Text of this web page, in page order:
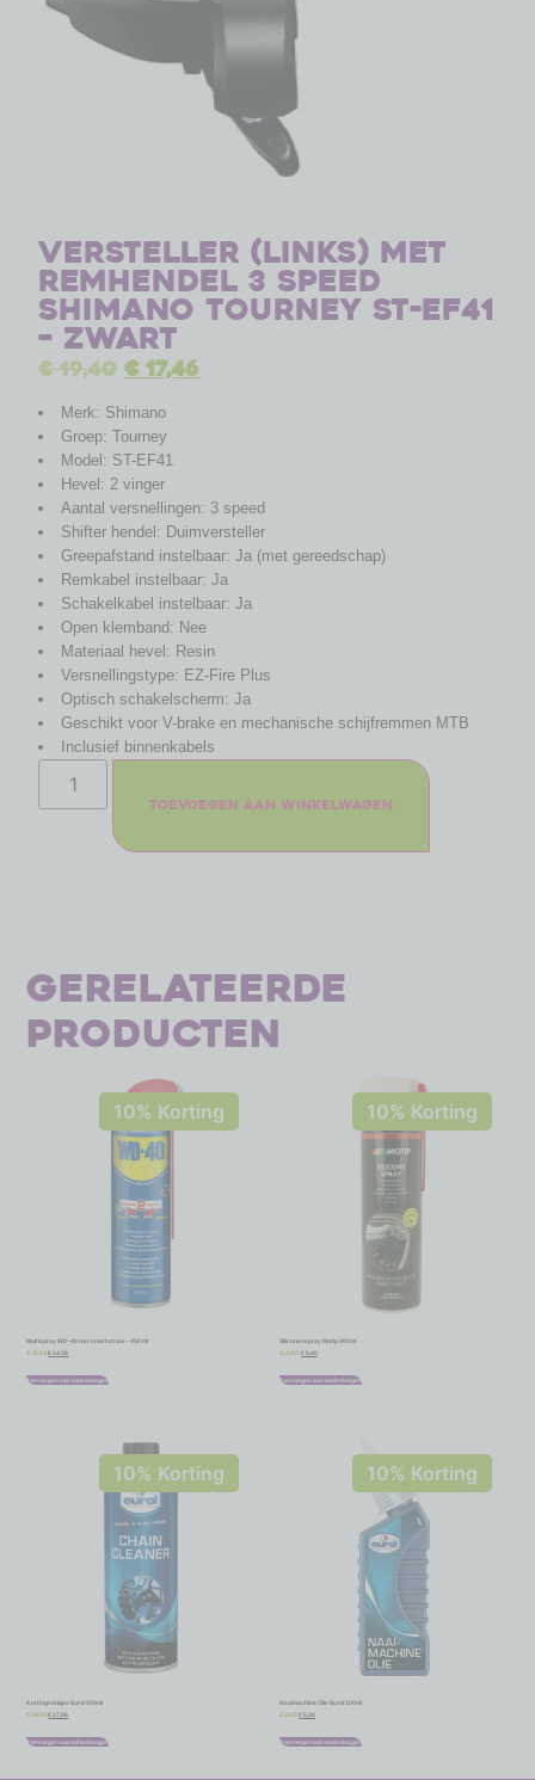
Versteller (links) met
remhendel 3 speed
Shimano Tourney ST-EF41
– zwart
€19,40 €17,46
Merk: Shimano
Groep: Tourney
Model: ST-EF41
Hevel: 2 vinger
Aantal versnellingen: 3 speed
Shifter hendel: Duimversteller
Greepafstand instelbaar: Ja (met gereedschap)
Remkabel instelbaar: Ja
Schakelkabel instelbaar: Ja
Open klemband: Nee
Materiaal hevel: Resin
Versnellingstype: EZ-Fire Plus
Optisch schakelscherm: Ja
Geschikt voor V-brake en mechanische schijfremmen MTB
Inclusief binnenkabels
Toevoegen aan winkelwagen
Gerelateerde
producten
10% Korting
Multispray WD-40 met smartstraw – 450 ml
€ 15,99 € 14,39
Toevoegen aan winkelwagen
10% Korting
Siliconenspray Motip 400ml
€ 6,00 € 5,40
Toevoegen aan winkelwagen
10% Korting
Kettingreiniger Eurol 500ml
€ 18,95 € 17,06
Toevoegen aan winkelwagen
10% Korting
Naaimachine Olie Eurol 100ml
€ € 5,36
Toevoegen aan winkelwagen